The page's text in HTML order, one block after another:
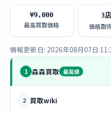
¥9,000
最高買取価格
3
価格取
情報更新日: 2026年08月07日
1 森森買取 最高値
2 買取wiki